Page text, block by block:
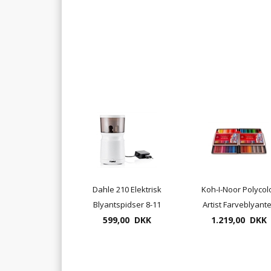
Dahle 210 Elektrisk
Blyantspidser 8-11
mm Sort eller Hvid
599,00 DKK
Koh-I-Noor
Artist
144 pr. æske (
1.219,00 DKK